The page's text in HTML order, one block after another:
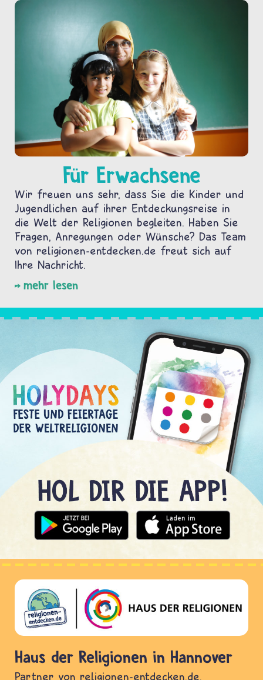
Für Erwachsene
Wir freuen uns sehr, dass Sie die Kinder und
Jugendlichen auf ihrer Entdeckungsreise in
die Welt der Religionen begleiten. Haben Sie
Fragen, Anregungen oder Wünsche? Das Team
von religionen-entdecken.de freut sich auf
Ihre Nachricht.
mehr lesen
Haus der Religionen in Hannover
Partner von religionen-entdecken.de.